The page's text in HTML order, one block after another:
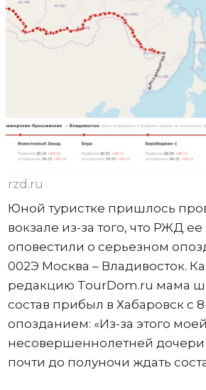
rzd.ru
Юной туристке пришлось
вокзале из-за того, что РЖД
оповестили о серьезном
002Э Москва – Владивосток.
редакцию TourDom.ru мама
состав прибыл в Хабаровск с
опозданием: «Из-за этого моей
несовершеннолетней
почти до полуночи ждать